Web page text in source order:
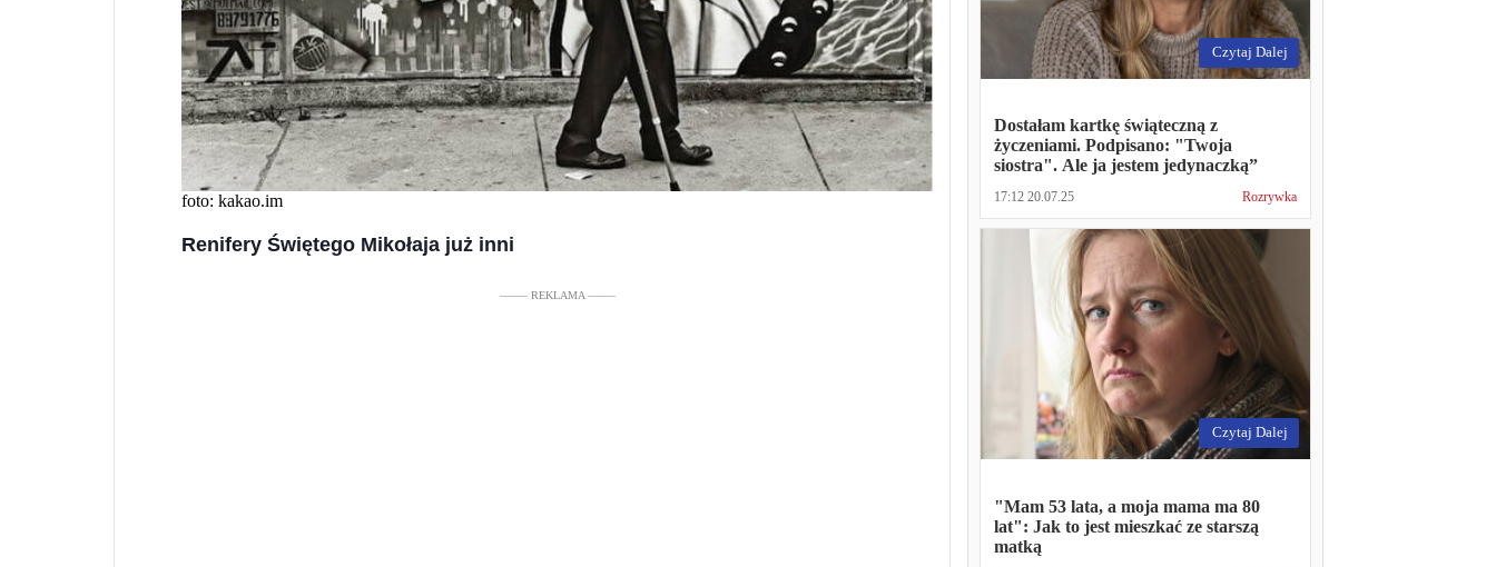
foto: kakao.im
Renifery Świętego Mikołaja już inni
––––– REKLAMA –––––
Czytaj Dalej
Dostałam kartkę świąteczną z
życzeniami. Podpisano: "Twoja
siostra". Ale ja jestem jedynaczką”
17:12 20.07.25 Rozrywka
Czytaj Dalej
"Mam 53 lata, a moja mama ma 80
lat": Jak to jest mieszkać ze starszą
matką